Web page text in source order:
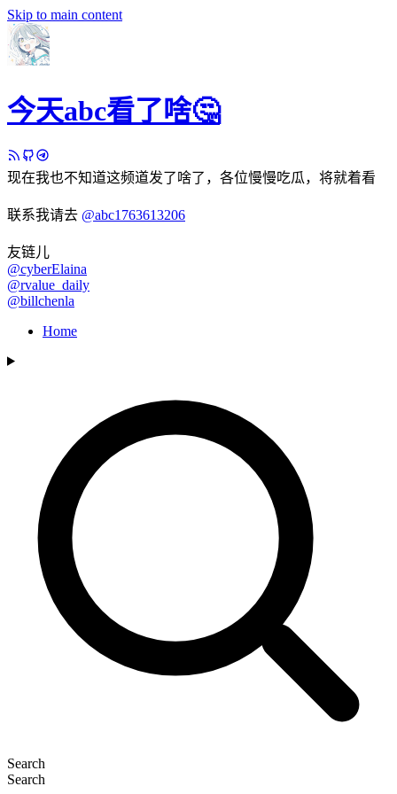
Skip to main content
今天abc看了啥🤔
现在我也不知道这频道发了啥了，各位慢慢吃瓜，将就着看
联系我请去 @abc1763613206
友链儿
@cyberElaina
@rvalue_daily
@billchenla
Home
Search
Search